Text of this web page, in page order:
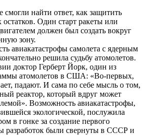
найти ответ, как защитить
Один старт ракеты или
должен был создать вокруг
зону.
авиакатастрофы самолета с ядерным
решила судьбу атомолетов.
доктор Герберт Йорк, один из
атомолетов в США: «Во-первых,
падают. И сама по себе мысль о том,
реактор, который вдруг может
Возможность авиакатастрофы,
экологической, послужила
в гонке за создание первого
разработок были свернуты в СССР и